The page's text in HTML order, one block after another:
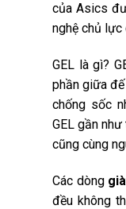
của Asics
nghệ chủ
GEL là gì?
phần giữa
chống sốc
GEL gần
cũng cùng
Các dòng
đều không